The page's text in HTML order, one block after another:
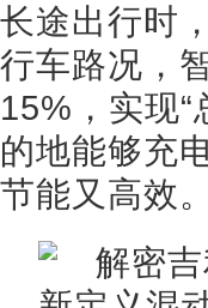
长途出行时
行车路况，
15%，实现
的地能够充
节能又高效。